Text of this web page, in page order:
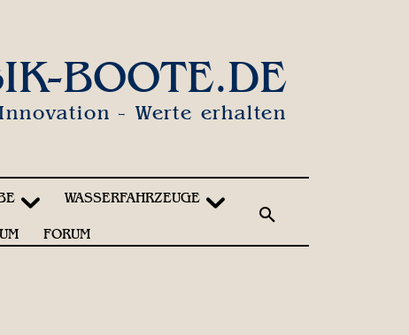
BOOTE.DE
- Werte erhalten
WASSERFAHRZEUGE
FORUM